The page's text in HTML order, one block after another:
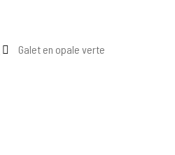
Galet en opale verte